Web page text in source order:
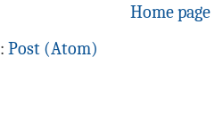
Home page
Post (Atom)